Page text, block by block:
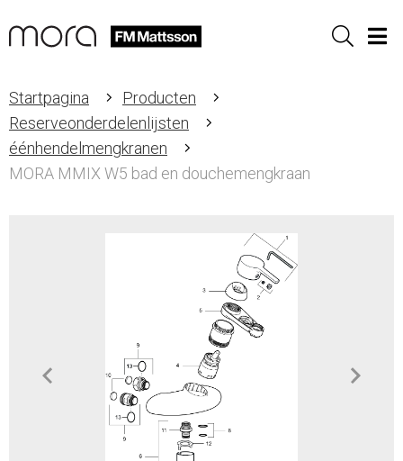
Sök
Startpagina
Producten
Reserveonderdelenlijsten
éénhendelmengkranen
MORA MMIX W5 bad en douchemengkraan